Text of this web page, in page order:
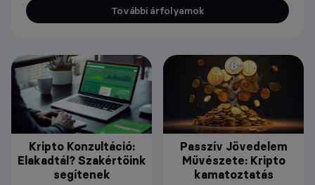
További árfolyamok
Kripto Konzultáció:
Elakadtál? Szakértőink
segítenek
Passzív Jövedelem
Művészete: Kripto
kamatoztatás